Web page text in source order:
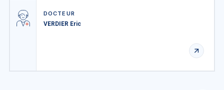
DOCTEUR
VERDIER Eric